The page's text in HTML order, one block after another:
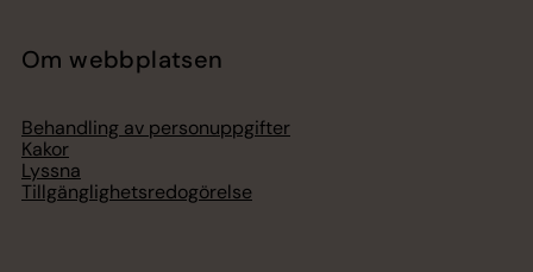
Om webbplatsen
Behandling av personuppgifter
Kakor
Lyssna
Tillgänglighetsredogörelse